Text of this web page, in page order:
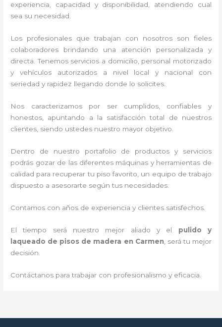
experiencia, capacidad y disponibilidad, atendiendo cual
sea su necesidad.
Los profesionales que trabajan con nosotros son fieles
colaboradores brindando una atención personalizada y
directa. Tenemos servicios a domicilio, personal motorizado
y vehículos autorizados a nivel local y nacional con
seriedad y rapidez llegando donde lo solicites.
Nos caracterizamos por ser cumplidos, confiables y
honestos, apuntando a la satisfacción total de nuestros
clientes, siendo ustedes nuestro mayor objetivo.
Dentro de nuestro portafolio de productos y servicios
podrás gozar de las diferentes máquinas y herramientas de
calidad para recuperar tu piso favorito, un equipo de trabajo
dispuesto a asesorarte según tus necesidades.
Contamos con años de experiencia y clientes satisfechos.
El tiempo será nuestro mejor aliado y el pulido y
laqueado de pisos de madera en Carmen , será tu mejor
decisión.
Contáctanos para trabajar con profesionalismo y eficacia.